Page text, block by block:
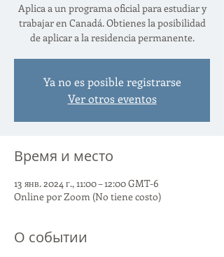
Aplica a un programa oficial para estudiar y
trabajar en Canadá. Obtienes la posibilidad
de aplicar a la residencia permanente.
Ya no es posible registrarse
Ver otros eventos
Время и место
13 янв. 2024 г., 11:00 – 12:00 GMT-6
Online por Zoom (No tiene costo)
О событии